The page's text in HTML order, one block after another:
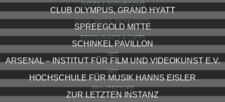
SHOPS & SHOWROOMS
CLUB OLYMPUS, GRAND HYATT
COOL SPOTS, HIGHLIGHTS
SPREEGOLD MITTE
RESTAURANTS & CAFÉS
SCHINKEL PAVILLON
ART
ARSENAL – INSTITUT FÜR FILM UND VIDEOKUNST E.V.
ART
HOCHSCHULE FÜR MUSIK HANNS EISLER
ARCHITECTURE
ZUR LETZTEN INSTANZ